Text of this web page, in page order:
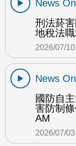
News
刑法菸
地稅法
2026/07/10
News
國防自
害防制
AM
2026/07/03